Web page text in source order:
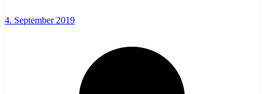
4. September 2019